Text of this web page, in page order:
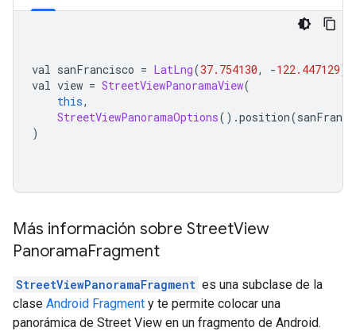
val sanFrancisco = LatLng(37.754130, -122.447129)
val view = StreetViewPanoramaView(
this,
StreetViewPanoramaOptions().position(
)
Más información sobre StreetView
PanoramaFragment
StreetViewPanoramaFragment es una subclase de la
clase Android Fragment y te permite colocar una
panorámica de Street View en un fragmento de Android.